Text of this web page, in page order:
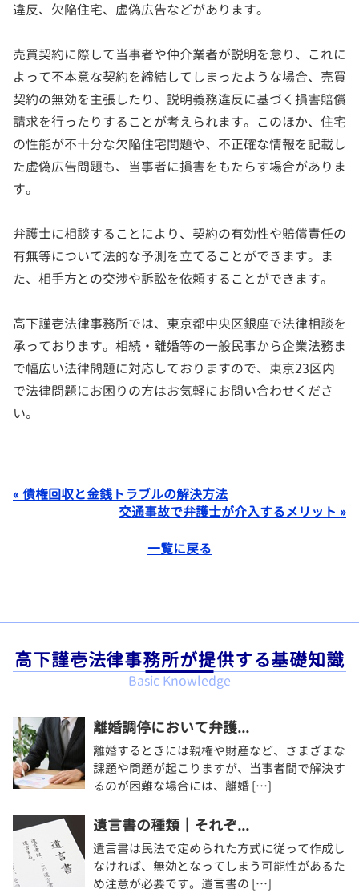
違反、欠陥住宅、虚偽広告などがあります。
売買契約に際して当事者や仲介業者が説明を怠り、これに
よって不本意な契約を締結してしまったような場合、売買
契約の無効を主張したり、説明義務違反に基づく損害賠償
請求を行ったりすることが考えられます。このほか、住宅
の性能が不十分な欠陥住宅問題や、不正確な情報を記載し
た虚偽広告問題も、当事者に損害をもたらす場合がありま
す。
弁護士に相談することにより、契約の有効性や賠償責任の
有無等について法的な予測を立てることができます。ま
た、相手方との交渉や訴訟を依頼することができます。
高下謹壱法律事務所では、東京都中央区銀座で法律相談を
承っております。相続・離婚等の一般民事から企業法務ま
で幅広い法律問題に対応しておりますので、東京23区内
で法律問題にお困りの方はお気軽にお問い合わせくださ
い。
« 債権回収と金銭トラブルの解決方法
交通事故で弁護士が介入するメリット »
一覧に戻る
高下謹壱法律事務所が提供する基礎知識
Basic Knowledge
離婚調停において弁護...
離婚するときには親権や財産など、さまざまな
課題や問題が起こりますが、当事者間で解決す
るのが困難な場合には、離婚 […]
遺言書の種類｜それぞ...
遺言書は民法で定められた方式に従って作成し
なければ、無効となってしまう可能性があるた
め注意が必要です。遺言書の […]